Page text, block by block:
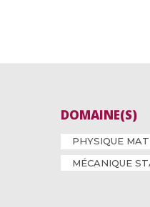
DOMAINE(S)
PHYSIQUE
MÉCANIQUE